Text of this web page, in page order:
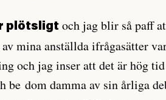
plötsligt och jag blir så paff
mina anställda ifrågasätter
och jag inser att det är hög
be dom damma av sin årliga